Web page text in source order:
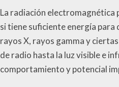
La radiación electromagnética
si tiene suficiente energía para
rayos X, rayos gamma y
de radio hasta la luz visible e
comportamiento y potencial